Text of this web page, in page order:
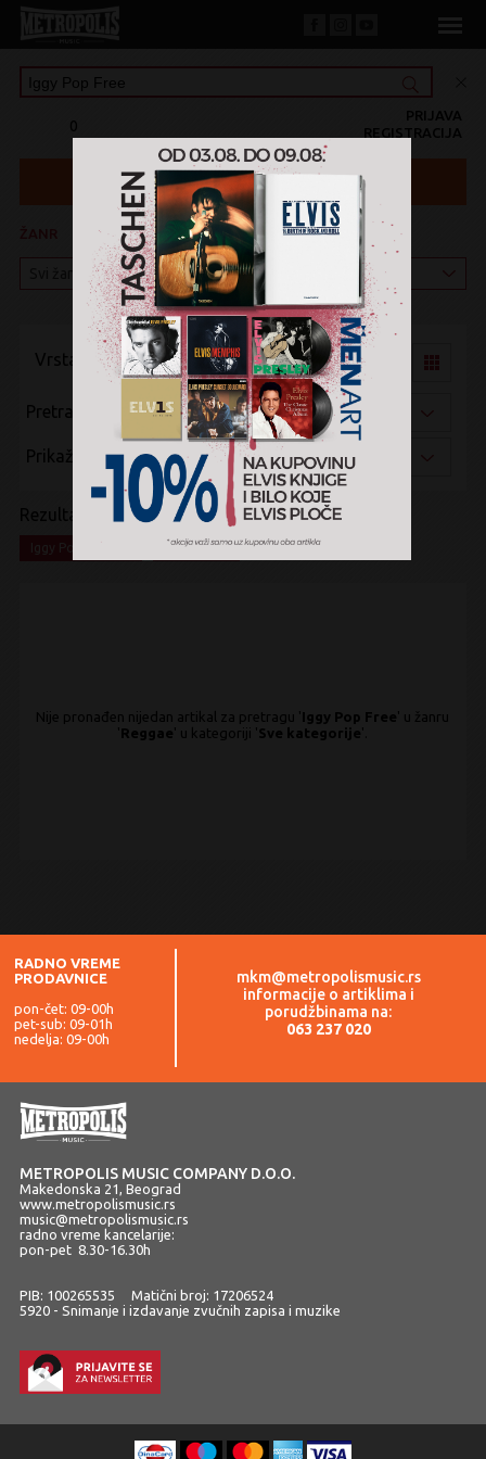
0 REGISTRACIJA
PRIJAVA
KATEGORIJA
Vrsta pregleda:
Pretraži po:
Prikaži po:
Rezultati pretrage:
Reggae x
Nije pronađen nijedan artikal za pretragu 'Iggy Pop Free' u žanru
'Reggae' u kategoriji 'Sve kategorije'.
RADNO VREME
PRODAVNICE
pon-čet: 09-00h
pet-sub: 09-01h
nedelja: 09-00h
mkm@metropolismusic.rs
informacije o artiklima i
porudžbinama na:
063 237 020
METROPOLIS MUSIC COMPANY D.O.O.
Makedonska 21, Beograd
www.metropolismusic.rs
music@metropolismusic.rs
radno vreme kancelarije:
pon-pet 8.30-16.30h
PIB: 100265535 Matični broj: 17206524
5920 - Snimanje i izdavanje zvučnih zapisa i muzike